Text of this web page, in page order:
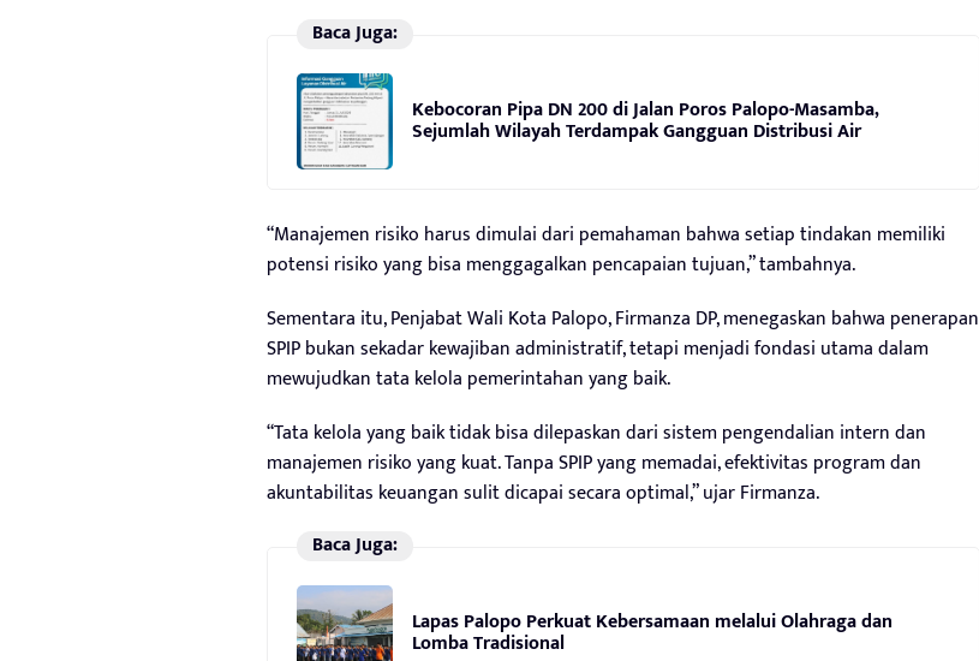
Baca Juga:
Kebocoran Pipa DN 200 di Jalan Poros Palopo-Masamba,
Sejumlah Wilayah Terdampak Gangguan Distribusi Air
“Manajemen risiko harus dimulai dari pemahaman bahwa setiap tindakan memiliki
potensi risiko yang bisa menggagalkan pencapaian tujuan,” tambahnya.
Sementara itu, Penjabat Wali Kota Palopo, Firmanza DP, menegaskan bahwa penerapan
SPIP bukan sekadar kewajiban administratif, tetapi menjadi fondasi utama dalam
mewujudkan tata kelola pemerintahan yang baik.
“Tata kelola yang baik tidak bisa dilepaskan dari sistem pengendalian intern dan
manajemen risiko yang kuat. Tanpa SPIP yang memadai, efektivitas program dan
akuntabilitas keuangan sulit dicapai secara optimal,” ujar Firmanza.
Baca Juga:
Lapas Palopo Perkuat Kebersamaan melalui Olahraga dan
Lomba Tradisional